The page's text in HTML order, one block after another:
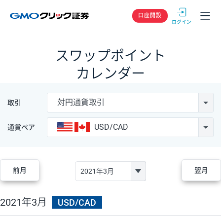
GMOクリック
口座開設
スワップポイント
カレンダー
取引 対円通貨取引
通貨ペア USD/CAD
前月 翌月
2021年3月 USD/CAD